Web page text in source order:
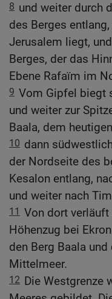
8 und weiter durch
des Berges
Jerusalem liegt,
Berges, der das
Ebene Rafaïm im
9 Vom Gipfel biegt
und weiter zur
Baala, dem
10 dann
der Nordseite des
Kesalon entlang,
und weiter nach
11 Von dort
Höhenzug bei
den Berg Baala
Mittelmeer.
12 Die Westgrenze